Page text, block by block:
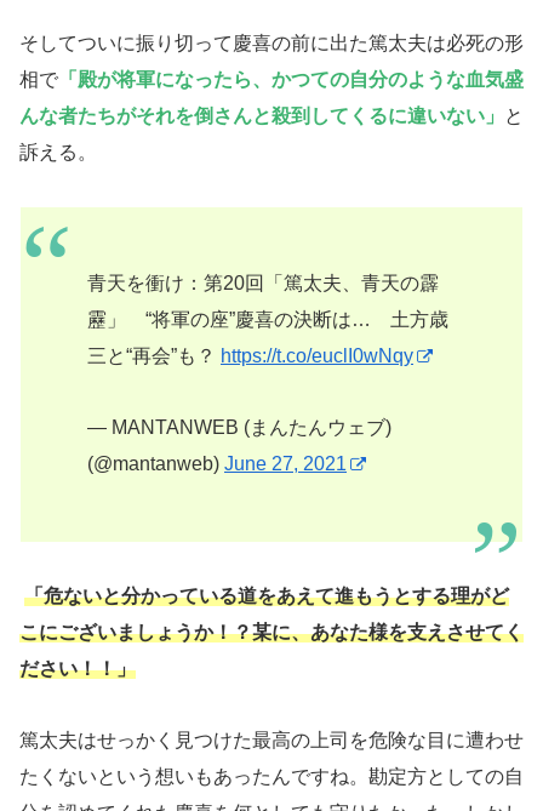
そしてついに振り切って慶喜の前に出た篤太夫は必死の形
相で 「殿が将軍になったら、かつての自分のような血気盛
んな者たちがそれを倒さんと殺到してくるに違いない」
と
訴える。
青天を衝け：第20回「篤太夫、青天の霹
靂」 “将軍の座”慶喜の決断は… 土方歳
三と“再会”も？ https://t.co/euclI0wNqy
— MANTANWEB (まんたんウェブ)
(@mantanweb) June 27, 2021
「危ないと分かっている道をあえて進もうとする理がど
こにございましょうか！？某に、あなた様を支えさせてく
ださい！！」
篤太夫はせっかく見つけた最高の上司を危険な目に遭わせ
たくないという想いもあったんですね。勘定方としての自